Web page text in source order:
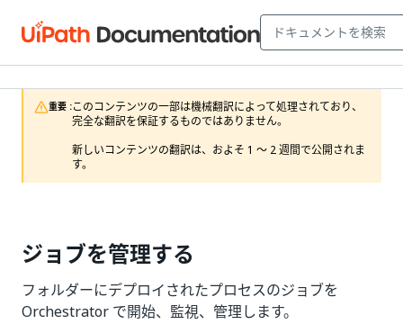
重要 :このコンテンツの一部は機械翻訳によって処理されており、
完全な翻訳を保証するものではありません。
新しいコンテンツの翻訳は、およそ 1 ～ 2 週間で公開されま
す。
ジョブを管理する
フォルダーにデプロイされたプロセスのジョブを
Orchestrator で開始、監視、管理します。